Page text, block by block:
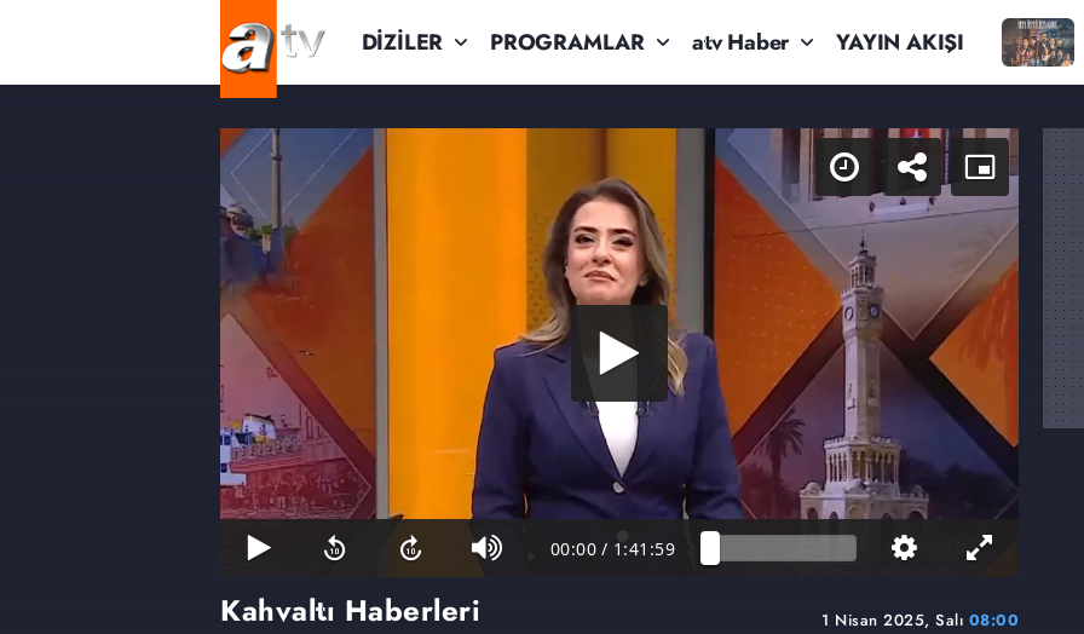
DİZİLER PROGRAMLAR atv Haber YAYIN AKIŞI
00:00 / 1:41:59
1 Nisan 2025, Salı 08:00
Kahvaltı Haberleri